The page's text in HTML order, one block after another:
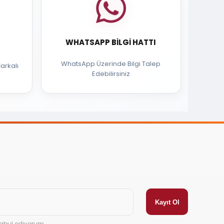
WHATSAPP BILGI HATTI
WhatsApp Üzerinde Bilgi Talep
Edebilirsiniz